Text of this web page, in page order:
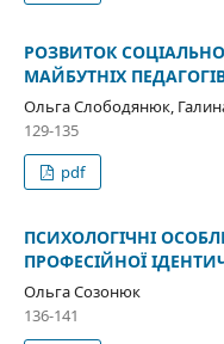
РОЗВИТОК
МАЙБУТНІХ
Ольга Слободянюк,
129-135
pdf
ПСИХОЛОГІЧНІ
ПРОФЕСІЙНОЇ
Ольга Созонюк
136-141